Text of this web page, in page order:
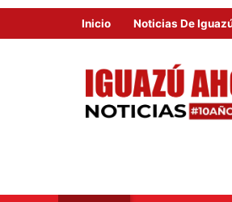
Inicio Noticias De